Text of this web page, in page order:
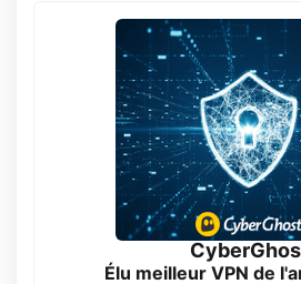
Élu meilleur VPN de